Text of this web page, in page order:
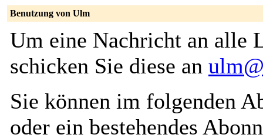
Benutzung von Ulm
Um eine Nachricht an alle
schicken Sie diese an
Sie können im folgenden
oder ein bestehendes